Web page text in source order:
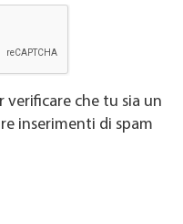
verificare che tu sia un
di spam